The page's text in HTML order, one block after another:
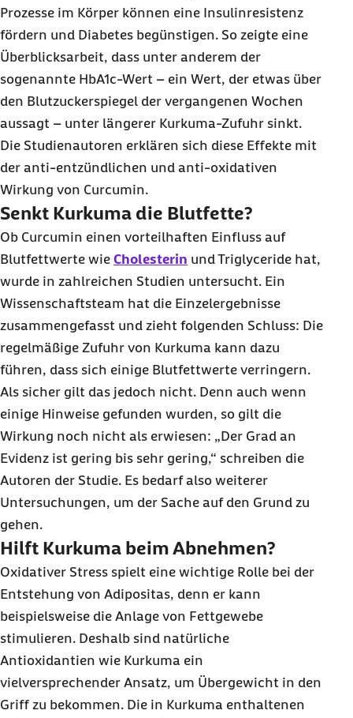
Prozesse im Körper können eine Insulinresistenz
fördern und Diabetes begünstigen. So zeigte eine
Überblicksarbeit, dass unter anderem der
sogenannte HbA1c-Wert – ein Wert, der etwas über
den Blutzuckerspiegel der vergangenen Wochen
aussagt – unter längerer Kurkuma-Zufuhr sinkt.
Die Studienautoren erklären sich diese Effekte mit
der anti-entzündlichen und anti-oxidativen
Wirkung von Curcumin.
Senkt Kurkuma die Blutfette?
Ob Curcumin einen vorteilhaften Einfluss auf
Blutfettwerte wie Cholesterin und Triglyceride hat,
wurde in zahlreichen Studien untersucht. Ein
Wissenschaftsteam hat die Einzelergebnisse
zusammengefasst und zieht folgenden Schluss: Die
regelmäßige Zufuhr von Kurkuma kann dazu
führen, dass sich einige Blutfettwerte verringern.
Als sicher gilt das jedoch nicht. Denn auch wenn
einige Hinweise gefunden wurden, so gilt die
Wirkung noch nicht als erwiesen: „Der Grad an
Evidenz ist gering bis sehr gering,“ schreiben die
Autoren der Studie. Es bedarf also weiterer
Untersuchungen, um der Sache auf den Grund zu
gehen.
Hilft Kurkuma beim Abnehmen?
Oxidativer Stress spielt eine wichtige Rolle bei der
Entstehung von Adipositas, denn er kann
beispielsweise die Anlage von Fettgewebe
stimulieren. Deshalb sind natürliche
Antioxidantien wie Kurkuma ein
vielversprechender Ansatz, um Übergewicht in den
Griff zu bekommen. Die in Kurkuma enthaltenen